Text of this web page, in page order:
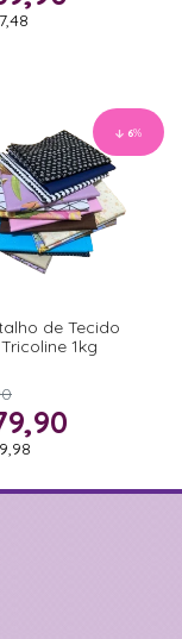
6%
de Tecido
Tricoline 1kg